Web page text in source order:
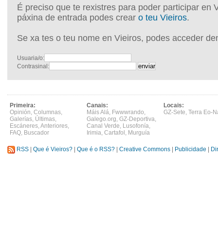
É preciso que te rexistres para poder participar en
páxina de entrada podes crear o teu Vieiros.
Se xa tes o teu nome en Vieiros, podes acceder
Usuaria/o:
Contrasinal:
Primeira:
Opinión, Columnas,
Galerías, Últimas,
Escáneres,Anteriores,
FAQ, Buscador
Canais:
Máis Alá, Fwwwrando,
Galego.org, GZ-Deportiva,
Canal Verde, Lusofonía,
Irimia, Cartafol , Murguía
Locais:
GZ-Sete, Terra Eo-
RSS Que é Vieiros? Que é o RSS? Creative Commons Publicidade